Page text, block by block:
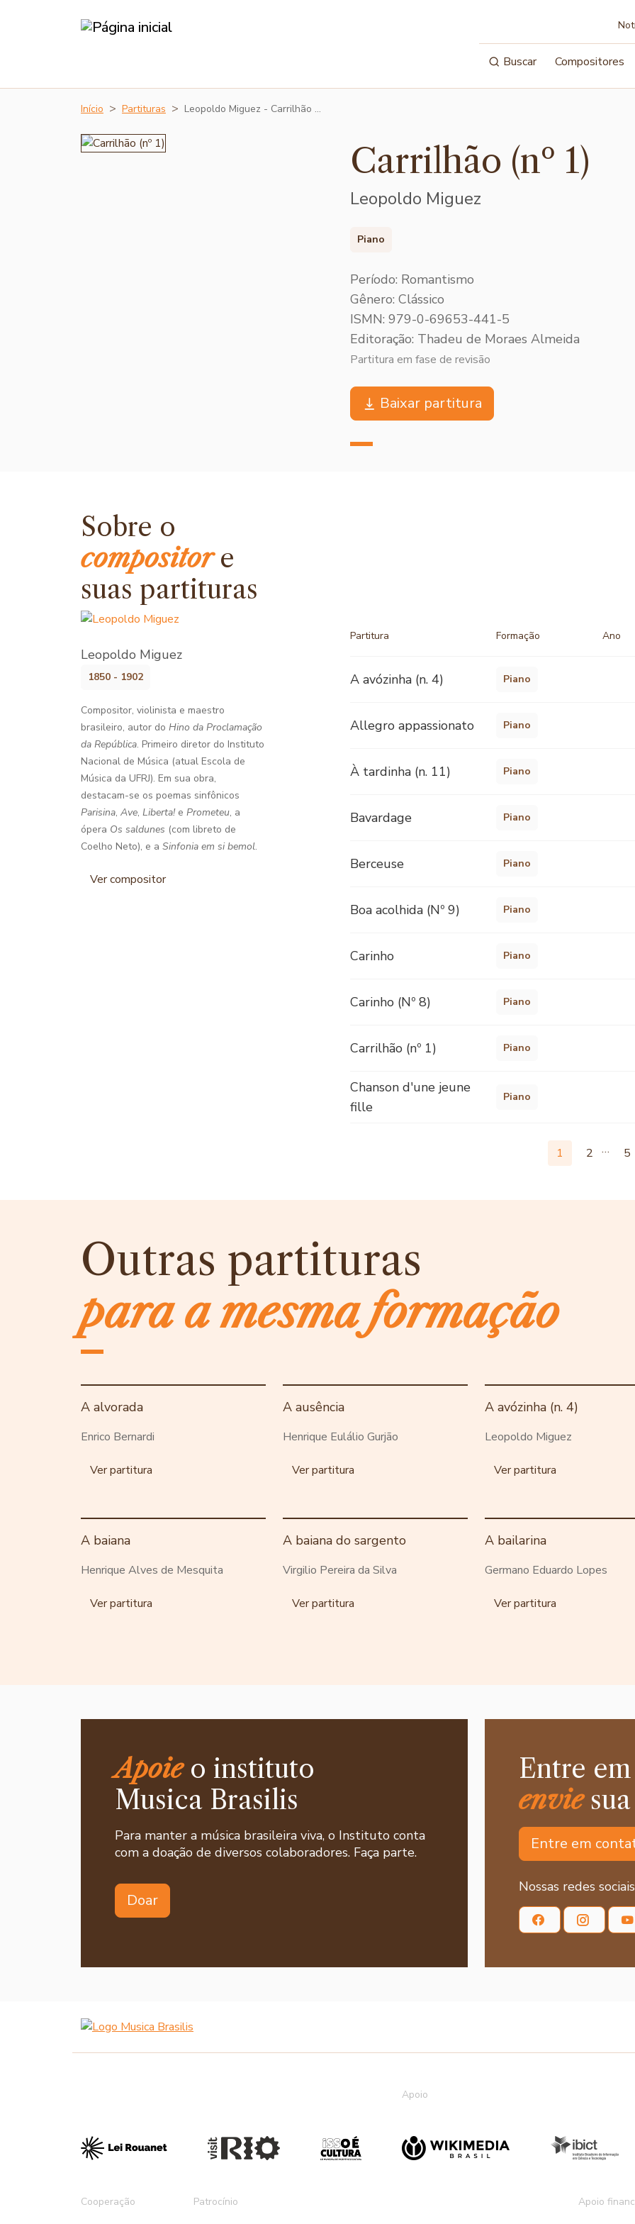
Buscar Compositores
Início Partituras Leopoldo Miguez - Carrilhão …
Carrilhão (nº 1)
Leopoldo Miguez
Piano
Período: Romantismo
Gênero: Clássico
ISMN: 979-0-69653-441-5
Editoração: Thadeu de Moraes Almeida
Partitura em fase de revisão
Baixar partitura
Sobre o
compositore
suas partituras
Leopoldo Miguez
1850 - 1902
Compositor, violinista e maestro
brasileiro, autor do Hino da Proclamação
da República. Primeiro diretor do Instituto
Nacional de Música (atual Escola de
Música da UFRJ). Em sua obra,
destacam-se os poemas sinfônicos
Parisina, Ave, Liberta!e Prometeu, a
ópera Os saldunes (com libreto de
Coelho Neto), e a Sinfonia em si bemol.
Ver compositor
Partitura Formação Ano
A avózinha (n. 4) Piano
Allegro appassionato Piano
À tardinha (n. 11) Piano
Bavardage Piano
Berceuse Piano
Boa acolhida (Nº 9) Piano
Carinho Piano
Carinho (Nº 8) Piano
Carrilhão (nº 1) Piano
Chanson d'une jeune
fille
Piano
1 2 … 5
Outras partituras
para a mesma formação
A alvorada
Enrico Bernardi
Ver partitura
A ausência
Henrique Eulálio Gurjão
Ver partitura
A avózinha (n. 4)
Leopoldo Miguez
Ver partitura
A baiana
Henrique Alves de Mesquita
Ver partitura
A baiana do sargento
Virgilio Pereira da Silva
Ver partitura
A bailarina
Germano Eduardo Lopes
Ver partitura
Apoieo instituto
Musica Brasilis
Para manter a música brasileira viva, o Instituto conta
com a doação de diversos colaboradores. Faça parte.
Doar
Entre
enviesua
Entre em
Nossas redes sociais
Apoio
Cooperação Patrocínio Apoio